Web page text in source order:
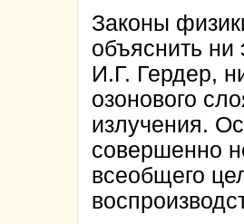
Законы
объяснить ни
И.Г. Гердер,
озонового
излучения.
совершенно
всеобщего